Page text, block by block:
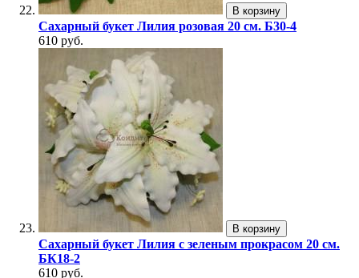
В корзину
Сахарный букет Лилия розовая 20 см. Б30-4
610 руб.
В корзину
Сахарный букет Лилия с зеленым прокрасом 20 см.
БК18-2
610 руб.